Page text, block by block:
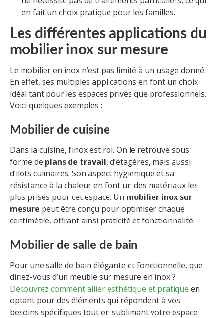
en fait un choix pratique pour les familles.
Les différentes applications du
mobilier inox sur mesure
Le mobilier en inox n’est pas limité à un usage donné.
En effet, ses multiples applications en font un choix
idéal tant pour les espaces privés que professionnels.
Voici quelques exemples :
Mobilier de cuisine
Dans la cuisine, l’inox est roi. On le retrouve sous
forme de plans de travail, d’étagères, mais aussi
d’îlots culinaires. Son aspect hygiénique et sa
résistance à la chaleur en font un des matériaux les
plus prisés pour cet espace. Un mobilier inox sur
mesure peut être conçu pour optimiser chaque
centimètre, offrant ainsi praticité et fonctionnalité.
Mobilier de salle de bain
Pour une salle de bain élégante et fonctionnelle, que
diriez-vous d’un meuble sur mesure en inox ?
Découvrez comment allier esthétique et pratique en
optant pour des éléments qui répondent à vos
besoins spécifiques tout en sublimant votre espace.